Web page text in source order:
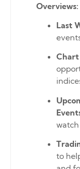
Overviews:
Last
Chart
to